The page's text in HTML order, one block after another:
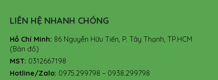
LIÊN HỆ NHANH CHÓNG
Hồ Chí Minh: 86 Nguyễn Hữu Tiến, P. Tây Thạnh, TP.HCM
(Bản đồ)
MST: 0312667198
Hotline/Zalo: 0975.299798 – 0938.299798